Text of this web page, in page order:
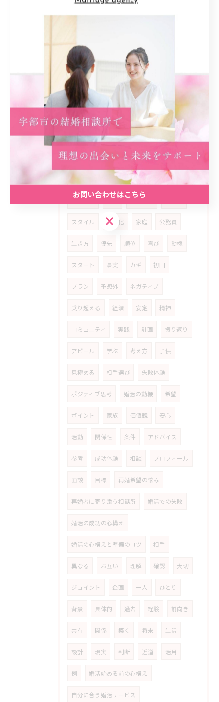
自分磨き
モチベーション 成婚者
気付き 魅力
人生設計 友人
女性 人生観
自分らしさ マッチング
地元密着型 信頼感 支援
カウンセリング アットホーム 雰囲気
安心材料 共感 婚活女性
スタイル 多様化 家庭 公務員
生き方 優先 順位 喜び 動機
スタート 事実 カギ 初回
プラン 予想外 ネガティブ
乗り超える 経済 安定 精神
コミュニティ 実践 計画 振り返り
アピール 学ぶ 考え方 子供
見極める 相手選び 失敗体験
ポジティブ思考 婚活の動機 希望
ポイント 家族 価値観 安心
活動 関係性 条件 アドバイス
参考 成功体験 相談 プロフィール
面談 目標 再婚希望の悩み
再婚者に寄り添う相談所 婚活での失敗
婚活の成功の心構え
婚活の心構えと準備のコツ 相手
異なる お互い 理解 確認 大切
ジョイント 企画 一人 ひとり
背景 具体的 過去 経験 前向き
共有 関係 築く 将来 生活
設計 現実 判断 近道 活用
例 婚活始める前の心構え
自分に合う婚活サービス
お問い合わせはこちら
お問い合わせはこちら